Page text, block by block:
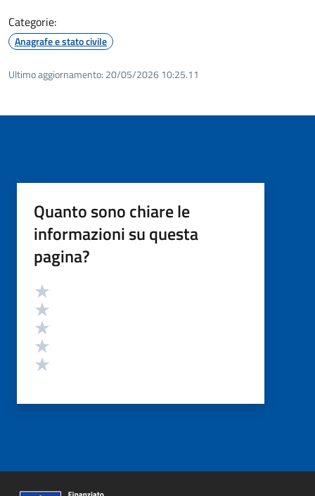
Categorie:
Anagrafe e stato civile
Ultimo aggiornamento: 20/05/2026 10:25.11
Quanto sono chiare le
informazioni su questa
pagina?
Valutazione